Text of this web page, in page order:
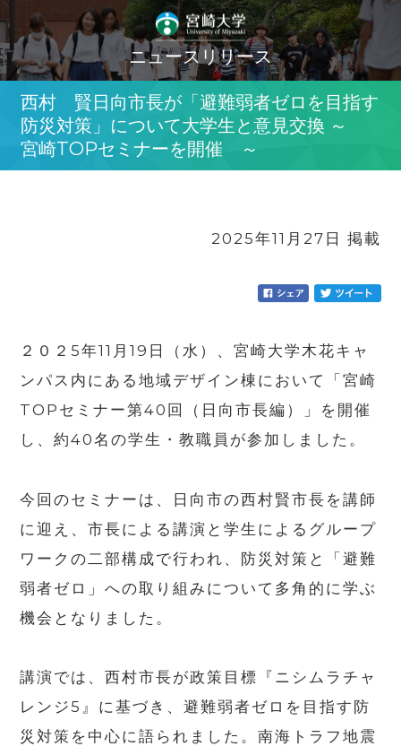
ニュースリリース
西村 賢日向市長が「避難弱者ゼロを目指す
防災対策」について大学生と意見交換 ～
宮崎TOPセミナーを開催 ～
2025年11月27日 掲載
２０２5年11月19日（水）、宮崎大学木花キャ
ンパス内にある地域デザイン棟において「宮崎
TOPセミナー第40回（日向市長編）」を開催
し、約40名の学生・教職員が参加しました。
今回のセミナーは、日向市の西村賢市長を講師
に迎え、市長による講演と学生によるグループ
ワークの二部構成で行われ、防災対策と「避難
弱者ゼロ」への取り組みについて多角的に学ぶ
機会となりました。
講演では、西村市長が政策目標『ニシムラチャ
レンジ5』に基づき、避難弱者ゼロを目指す防
災対策を中心に語られました。南海トラフ地震